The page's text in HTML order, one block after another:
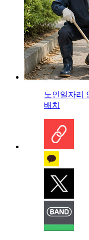
노인일자리
배치